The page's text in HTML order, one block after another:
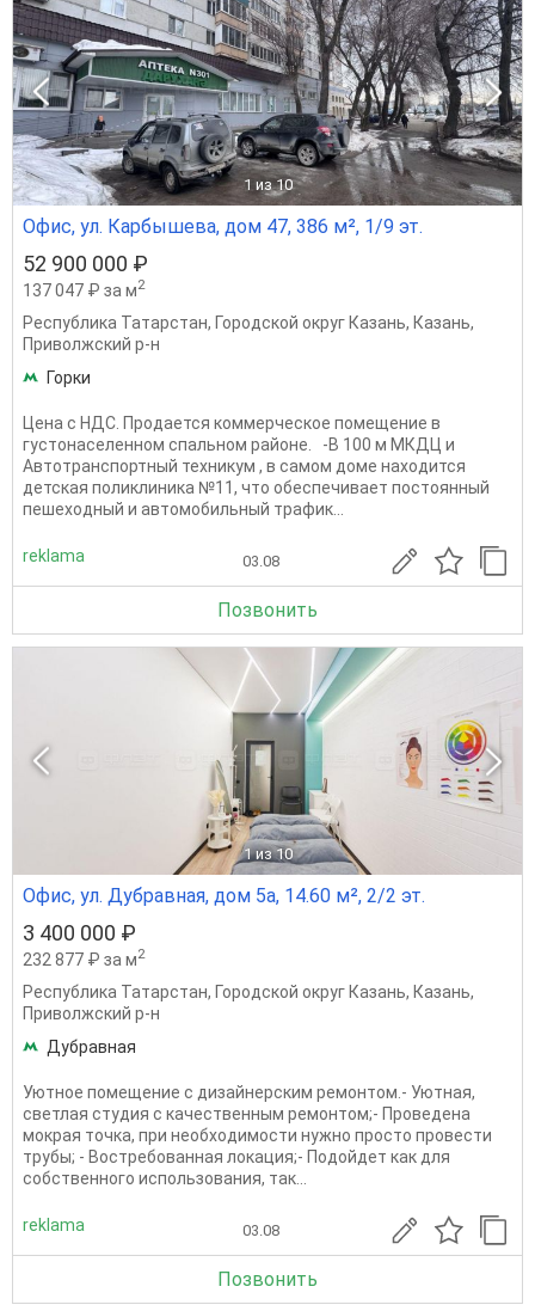
1 из 10
Офис, ул. Карбышева, дом 47, 386 м², 1/9 эт.
52 900 000 ₽
137 047 ₽ за м2
Республика Татарстан, Городской округ Казань, Казань,
Приволжский р-н
Горки
Цена с НДС. Продается коммерческое помещение в
густонаселенном спальном районе. -В 100 м МКДЦ и
Автотранспортный техникум , в самом доме находится
детская поликлиника №11, что обеспечивает постоянный
пешеходный и автомобильный трафик...
reklama 03.08
Позвонить
1 из 10
Офис, ул. Дубравная, дом 5а, 14.60 м², 2/2 эт.
3 400 000 ₽
232 877 ₽ за м2
Республика Татарстан, Городской округ Казань, Казань,
Приволжский р-н
Дубравная
Уютное помещение с дизайнерским ремонтом.- Уютная,
светлая студия с качественным ремонтом;- Проведена
мокрая точка, при необходимости нужно просто провести
трубы; - Востребованная локация;- Подойдет как для
собственного использования, так...
reklama 03.08
Позвонить